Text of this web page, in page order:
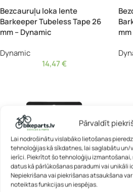
Pārvaldīt
Lai nodrošinātu vislabāko lietošanas
tehnoloģijas kā sīkdatnes, lai saglabātu
ierīci. Piekrītot šo tehnoloģiju
datus kā pārlūkošanas paradumi vai unikāli
Nepiekrišana vai piekrišanas atsaukšana
noteiktas funkcijas un iespējas.
Bezcauruļu loka lente
Barkeeper Tubeless Tape 26
mm – Dynamic
Dynamic
14,47€